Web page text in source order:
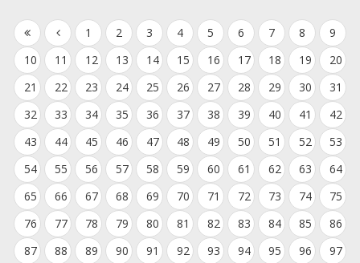
1 2 3 4 5 6 7 8
9
10
11 12 13 14 15 16 17 18 19
20
21
22 23 24 25 26 27 28 29 30
31
32
33 34 35 36 37 38 39 40 41
42
43
44 45 46 47 48 49 50 51 52
53
54
55 56 57 58 59 60 61 62 63
64
65
66 67 68 69 70 71 72 73 74
75
76
77 78 79 80 81 82 83 84 85
86
87
88 89 90 91 92 93 94 95 96
97